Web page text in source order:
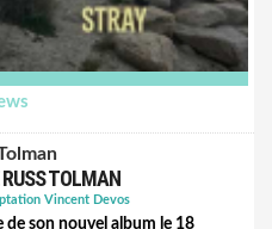
RUSS TOLMAN
Vincent Devos
de son nouvel album le 18